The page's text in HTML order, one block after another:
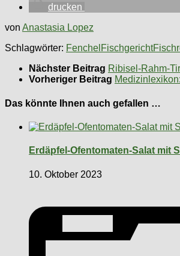
drucken
von Anastasia Lopez
Schlagwörter: Fenchel Fischgericht
Nächster Beitrag Ribisel-Rahm-
Vorheriger Beitrag
Das könnte Ihnen auch gefallen …
Erdäpfel-Ofentomaten-Salat mit
10. Oktober 2023